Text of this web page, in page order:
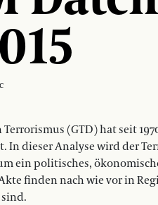
(GTD) hat seit
In dieser Analyse wird der
ein politisches,
finden nach wie vor in